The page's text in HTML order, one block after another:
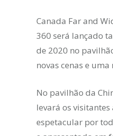
Canada Far and
360 será lançado
de 2020 no
novas cenas e
No pavilhão da
levará os
espetacular por